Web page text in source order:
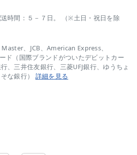
時間：５－７日。 （※土日・祝日を除
、JCB、American Express、
ド（国際ブランドがついたデビットカー
、三井住友銀行、三菱UFJ銀行、ゆうちょ
な銀行） 詳細を見る